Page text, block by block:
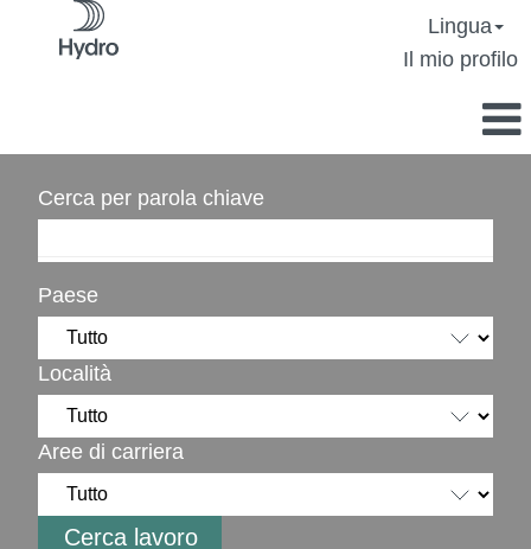
Lingua
Il mio profilo
Cerca per parola chiave
Paese
Località
Aree di carriera